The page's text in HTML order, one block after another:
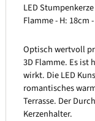
LED
Flamme - H: 18cm
Optisch wertvoll
3D Flamme. Es ist
wirkt. Die LED
romantisches
Terrasse. Der
Kerzenhalter.